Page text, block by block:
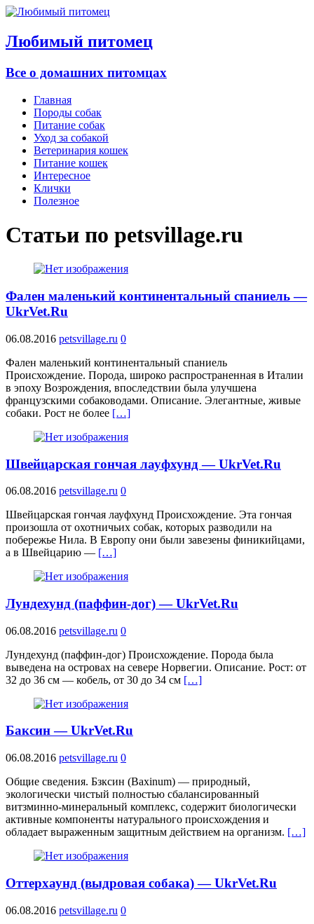
Любимый питомец
Все о домашних питомцах
Главная
Породы собак
Питание собак
Уход за собакой
Ветеринария кошек
Питание кошек
Интересное
Клички
Полезное
Статьи по petsvillage.ru
Фален маленький континентальный спаниель —
UkrVet.Ru
06.08.2016 petsvillage.ru 0
Фален маленький континентальный спаниель
Происхождение. Порода, широко распространенная в Италии
в эпоху Возрождения, впоследствии была улучшена
французскими собаководами. Описание. Элегантные, живые
собаки. Рост не более […]
Швейцарская гончая лауфхунд — UkrVet.Ru
06.08.2016 petsvillage.ru 0
Швейцарская гончая лауфхунд Происхождение. Эта гончая
произошла от охотничьих собак, которых разводили на
побережье Нила. В Европу они были завезены финикийцами,
а в Швейцарию — […]
Лундехунд (паффин-дог) — UkrVet.Ru
06.08.2016 petsvillage.ru 0
Лундехунд (паффин-дог) Происхождение. Порода была
выведена на островах на севере Норвегии. Описание. Рост: от
32 до 36 см — кобель, от 30 до 34 см […]
Баксин — UkrVet.Ru
06.08.2016 petsvillage.ru 0
Общие сведения. Бзксин (Baxinum) — природный,
экологически чистый полностью сбалансированный
витзминно-минеральный комплекс, содержит биологически
активные компоненты натурального происхождения и
обладает выраженным защитным действием на организм. […]
Оттерхаунд (выдровая собака) — UkrVet.Ru
06.08.2016 petsvillage.ru 0